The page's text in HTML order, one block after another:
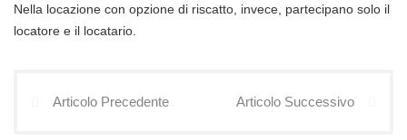
Nella locazione con opzione di riscatto, invece, partecipano solo il
locatore e il locatario.
Articolo Precedente Articolo Successivo